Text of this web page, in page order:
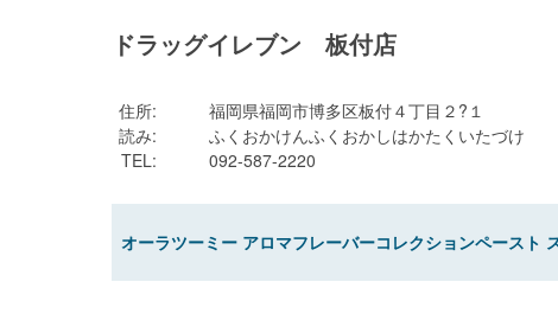
ドラッグイレブン 板付店
住所:
福岡県福岡市博多区板付４丁目２?１
読み:
ふくおかけんふくおかしはかたくいたづけ
TEL: 092-587-2220
オーラツーミー アロマフレーバーコレクションペースト